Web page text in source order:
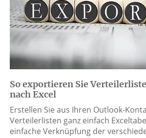
So exportieren Sie
nach Excel
Erstellen Sie aus Ihren Outlook-
Verteilerlisten ganz einfach
einfache Verknüpfung der